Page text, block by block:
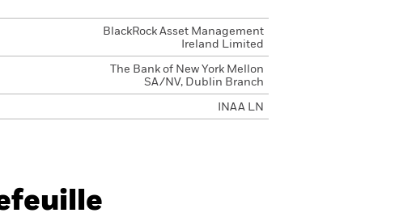
BlackRock Asset Management
Ireland Limited
The Bank of New York Mellon
SA/NV, Dublin Branch
INAA LN